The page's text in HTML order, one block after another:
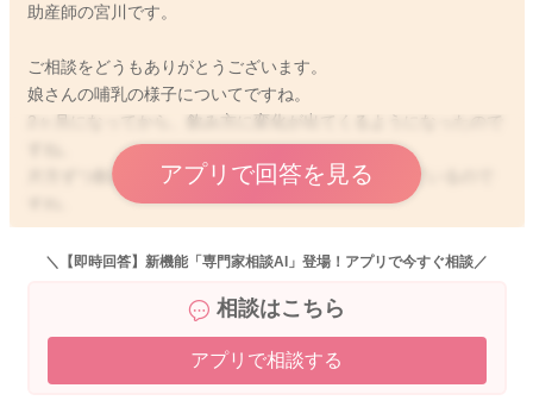
助産師の宮川です。
ご相談をどうもありがとうございます。
娘さんの哺乳の様子についてですね。
2ヶ月になってから、飲み方に変化が出てくるようになったので
片方ずつ飲むように、吸ってくれる時間が短くなっているので
両方を吸ってくれるのは、お風呂の後ぐらいだということで、
それ以外の寝ぼけているタイミングであれば、飲んでくれるこ
2ヶ月半ごろになっていることもありましたら、満腹中枢が形成
されるようになってきたことで、遊びのみをするようになって
アプリで回答を見る
＼【即時回答】新機能「専門家相談AI」登場！アプリで今すぐ相談／
相談はこちら
アプリで相談する